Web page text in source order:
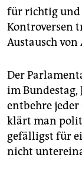
für richtig und
Kontroversen
Austausch
Der
im Bundestag,
entbehre
klärt man
gefälligst für
nicht